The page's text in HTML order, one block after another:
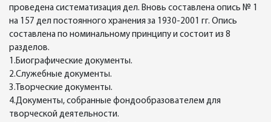
проведена систематизация дел. Вновь составлена опись № 1
на 157 дел постоянного хранения за 1930-2001 гг. Опись
составлена по номинальному принципу и состоит из 8
разделов.
1.Биографические документы.
2.Служебные документы.
3.Творческие документы.
4.Документы, собранные фондообразователем для
творческой деятельности.